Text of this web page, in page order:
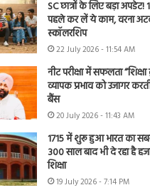
SC छात्रों के लिए बड़ा
पहले कर लें ये काम, वरना
स्कॉलरशिप
22 July 2026 - 11:54 AM
नीट परीक्षा में सफलता “शिक्षा
व्यापक प्रभाव को उजागर
बैंस
20 July 2026 - 11:43 AM
1715 में शुरू हुआ भारत का
300 साल बाद भी दे रहा है
शिक्षा
19 July 2026 - 7:14 PM